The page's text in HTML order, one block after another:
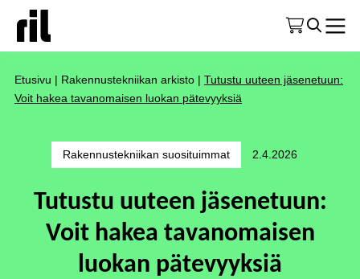
Etusivu | Rakennustekniikan arkisto | Tutustu uuteen jäsenetuun:
Voit hakea tavanomaisen luokan pätevyyksiä
Rakennustekniikan suosituimmat 2.4.2026
Tutustu uuteen jäsenetuun:
Voit hakea tavanomaisen
luokan pätevyyksiä